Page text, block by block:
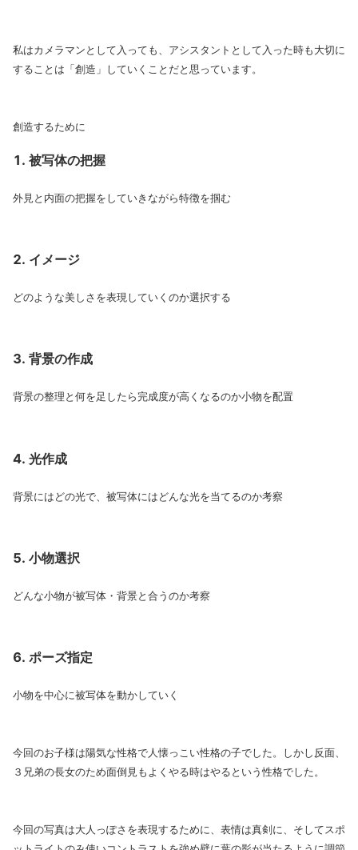
私はカメラマンとして入っても、アシスタントとして入った時も大切に
することは「創造」していくことだと思っています。
創造するために
被写体の把握
外見と内面の把握をしていきながら特徴を掴む
イメージ
どのような美しさを表現していくのか選択する
背景の作成
背景の整理と何を足したら完成度が高くなるのか小物を配置
光作成
背景にはどの光で、被写体にはどんな光を当てるのか考察
小物選択
どんな小物が被写体・背景と合うのか考察
ポーズ指定
小物を中心に被写体を動かしていく
今回のお子様は陽気な性格で人懐っこい性格の子でした。しかし反面、
３兄弟の長女のため面倒見もよくやる時はやるという性格でした。
今回の写真は大人っぽさを表現するために、表情は真剣に、そしてスポ